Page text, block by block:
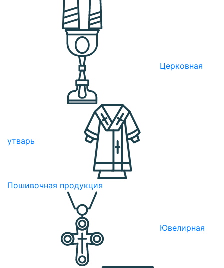
Церковная
утварь
Пошивочная продукция
Ювелирная